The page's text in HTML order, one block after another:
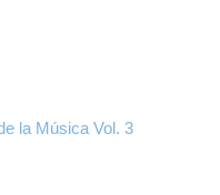
la Música Vol. 3